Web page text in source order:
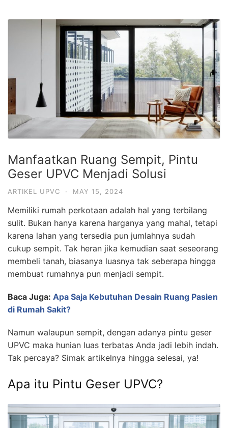
Manfaatkan Ruang Sempit, Pintu
Geser UPVC Menjadi Solusi
ARTIKEL UPVC · MAY 15, 2024
Memiliki rumah perkotaan adalah hal yang terbilang
sulit. Bukan hanya karena harganya yang mahal, tetapi
karena lahan yang tersedia pun jumlahnya sudah
cukup sempit. Tak heran jika kemudian saat seseorang
membeli tanah, biasanya luasnya tak seberapa hingga
membuat rumahnya pun menjadi sempit.
Baca Juga: Apa Saja Kebutuhan Desain Ruang Pasien
di Rumah Sakit?
Namun walaupun sempit, dengan adanya pintu geser
UPVC maka hunian luas terbatas Anda jadi lebih indah.
Tak percaya? Simak artikelnya hingga selesai, ya!
Apa itu Pintu Geser UPVC?